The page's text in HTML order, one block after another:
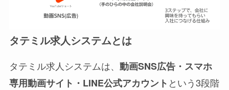
タテミル求人システムとは
タテミル求人システムは、 動画SNS広告・スマホ
専用動画サイト・LINE公式アカウント という3段階